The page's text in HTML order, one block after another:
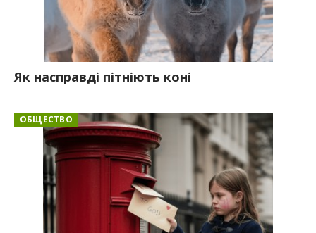
Як насправді пітніють коні
ОБЩЕСТВО